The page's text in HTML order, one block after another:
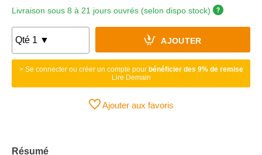
Livraison sous 8 à 21 jours ouvrés (selon dispo stock)
AJOUTER
> Se connecter ou créer un compte pour bénéficier des 9% de remise
Lire Demain
Ajouter aux favoris
Résumé